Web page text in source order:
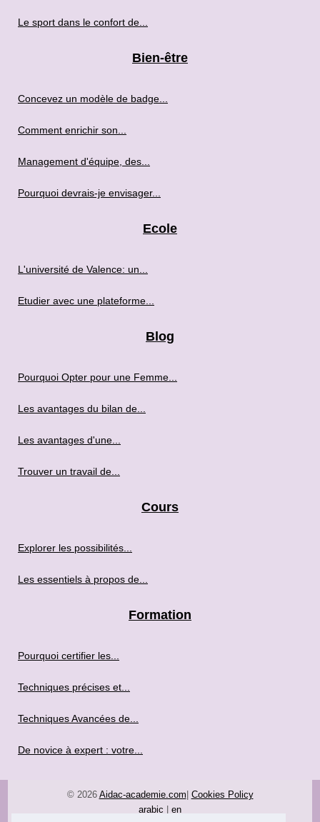
Le sport dans le confort de...
Bien-être
Concevez un modèle de badge...
Comment enrichir son...
Management d'équipe, des...
Pourquoi devrais-je envisager...
Ecole
L'université de Valence: un...
Etudier avec une plateforme...
Blog
Pourquoi Opter pour une Femme...
Les avantages du bilan de...
Les avantages d'une...
Trouver un travail de...
Cours
Explorer les possibilités...
Les essentiels à propos de...
Formation
Pourquoi certifier les...
Techniques précises et...
Techniques Avancées de...
De novice à expert : votre...
© 2026 Aidac-academie.com| Cookies Policy
arabic | en